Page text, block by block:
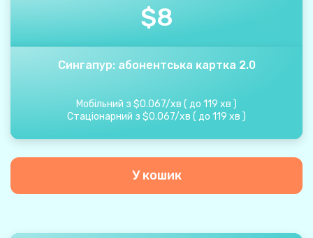
$8
Сингапур: абонентська картка 2.0
Мобільний з $0.067/хв ( до 119 хв )
Стаціонарний з $0.067/хв ( до 119 хв )
У кошик